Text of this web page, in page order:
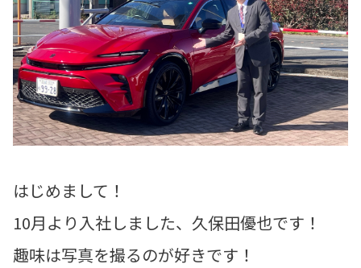
はじめまして！
10月より入社しました、久保田優也です！
趣味は写真を撮るのが好きです！